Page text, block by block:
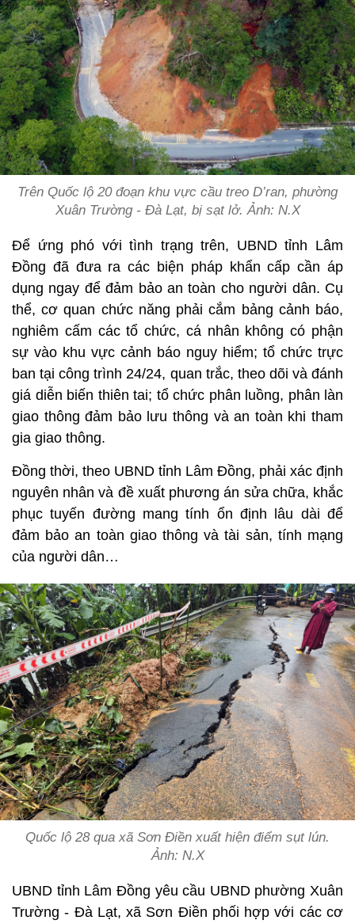
Trên Quốc lộ 20 đoạn khu vực cầu treo D’ran, phường
Xuân Trường - Đà Lạt, bị sạt lở. Ảnh: N.X
Để ứng phó với tình trạng trên, UBND tỉnh Lâm
Đồng đã đưa ra các biện pháp khẩn cấp cần áp
dụng ngay để đảm bảo an toàn cho người dân. Cụ
thể, cơ quan chức năng phải cắm bảng cảnh báo,
nghiêm cấm các tổ chức, cá nhân không có phận
sự vào khu vực cảnh báo nguy hiểm; tổ chức trực
ban tại công trình 24/24, quan trắc, theo dõi và đánh
giá diễn biến thiên tai; tổ chức phân luồng, phân làn
giao thông đảm bảo lưu thông và an toàn khi tham
gia giao thông.
Đồng thời, theo UBND tỉnh Lâm Đồng, phải xác định
nguyên nhân và đề xuất phương án sửa chữa, khắc
phục tuyến đường mang tính ổn định lâu dài để
đảm bảo an toàn giao thông và tài sản, tính mạng
của người dân…
Quốc lộ 28 qua xã Sơn Điền xuất hiện điểm sụt lún.
Ảnh: N.X
UBND tỉnh Lâm Đồng yêu cầu UBND phường Xuân
Trường - Đà Lạt, xã Sơn Điền phối hợp với các cơ